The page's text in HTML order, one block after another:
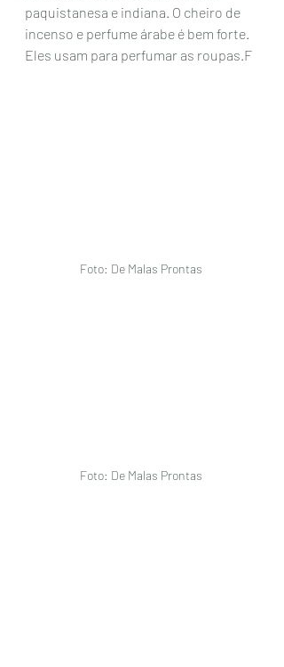
paquistanesa e indiana. O cheiro de
incenso e perfume árabe é bem forte.
Eles usam para perfumar as roupas.F
Foto: De Malas Prontas
Foto: De Malas Prontas